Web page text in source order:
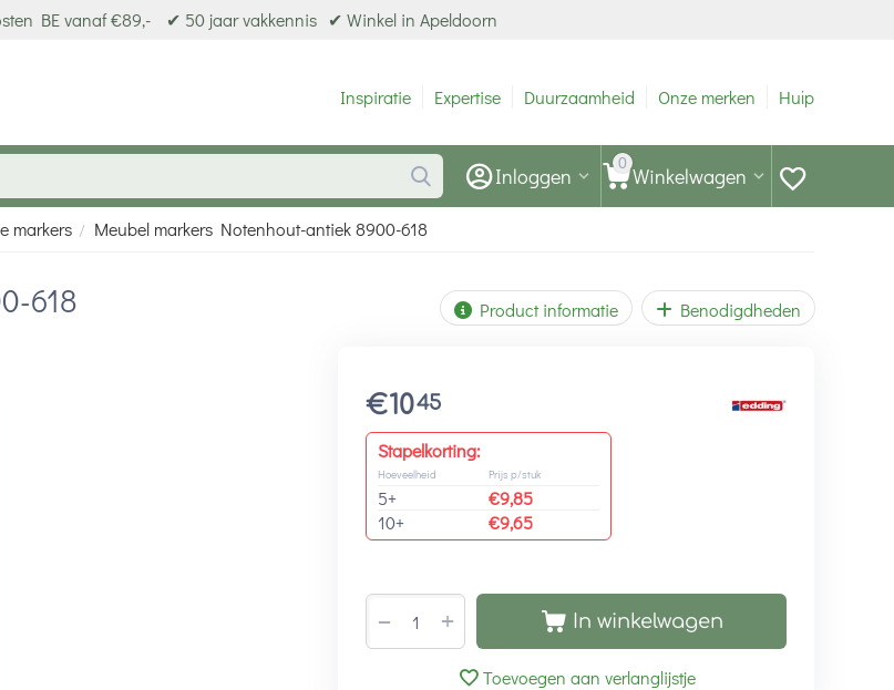
BE vanaf €89,- ✔ 50 jaar vakkennis ✔ Winkel in Apeldoorn
Inspiratie Expertise Duurzaamheid Onze merken Hulp
0 Winkelwagen
Inloggen
markers / Meubel markers Notenhout-antiek 8900-618
618 Product informatie Benodigdheden
€1045
Stapelkorting:
Hoeveelheid
5+
10+
Prijs p/stuk
€9,85
€9,65
+
− In winkelwagen
Toevoegen aan verlanglijstje